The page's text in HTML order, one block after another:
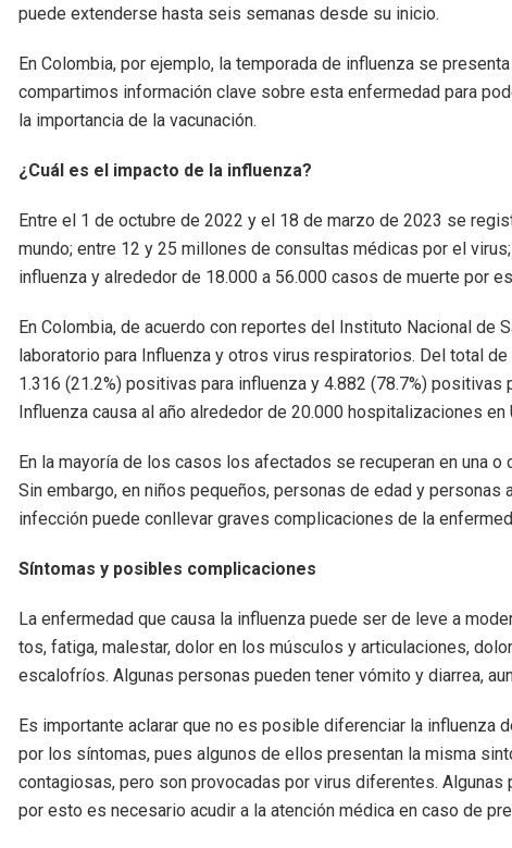
puede extenderse hasta seis semanas desde su inicio.
En Colombia, por ejemplo, la temporada de influenza se
compartimos información clave sobre esta enfermedad para
la importancia de la vacunación.
¿Cuál es el impacto de la influenza?
Entre el 1 de octubre de 2022 y el 18 de marzo de 2023 se
mundo; entre 12 y 25 millones de consultas médicas por el
influenza y alrededor de 18.000 a 56.000 casos de muerte por
En Colombia, de acuerdo con reportes del Instituto Nacional de
laboratorio para Influenza y otros virus respiratorios. Del total
1.316 (21.2%) positivas para influenza y 4.882 (78.7%)
Influenza causa al año alrededor de 20.000 hospitalizaciones en
En la mayoría de los casos los afectados se recuperan en una
Sin embargo, en niños pequeños, personas de edad y
infección puede conllevar graves complicaciones de la
Síntomas y posibles complicaciones
La enfermedad que causa la influenza puede ser de leve a
tos, fatiga, malestar, dolor en los músculos y articulaciones,
escalofríos. Algunas personas pueden tener vómito y diarrea,
Es importante aclarar que no es posible diferenciar la
por los síntomas, pues algunos de ellos presentan la misma
contagiosas, pero son provocadas por virus diferentes.
por esto es necesario acudir a la atención médica en caso de